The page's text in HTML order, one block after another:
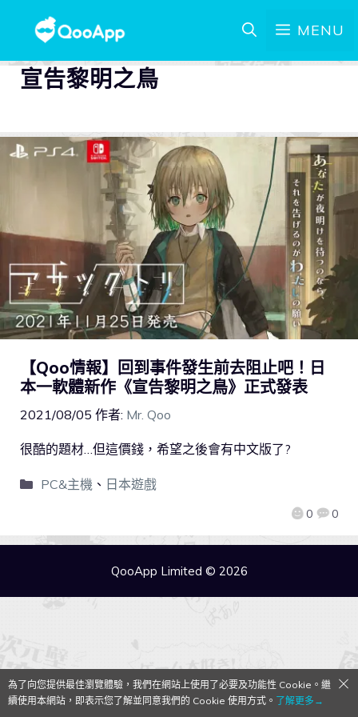
MENU
宣告黎明之鳥
【Qoo情報】回到事件發生前去阻止吧！日
本一軟體新作《宣告黎明之鳥》正式發表
2021/08/05 作者: Mr. Qoo
0 0
很酷的題材…但這價錢，希望之後會有中文版了?
PC&主機、 日本遊戲
QooApp Limited © 2026
為了向您提供最佳瀏覽體驗，我們在網站上使用了必要及功能性 Cookie。繼
續使用本網站，即表示您了解並同意我們的 Cookie 使用方式。 了解更多→